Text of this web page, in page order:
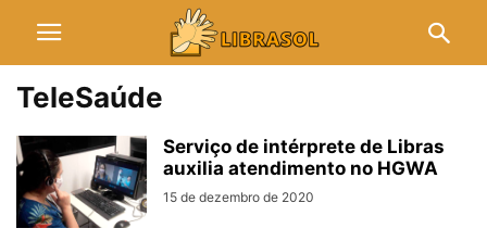
TeleSaúde
Serviço de intérprete de Libras
auxilia atendimento no HGWA
15 de dezembro de 2020